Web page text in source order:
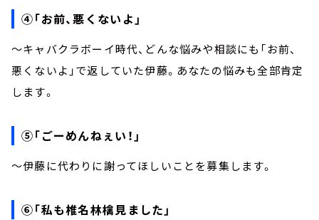
④「お前、悪くないよ」
～キャバクラボーイ時代、どんな悩みや相談にも「お前、
悪くないよ」で返していた伊藤。あなたの悩みも全部肯定
します。
⑤「ごーめんねぇい！」
～伊藤に代わりに謝ってほしいことを募集します。
⑥「私も椎名林檎見ました」